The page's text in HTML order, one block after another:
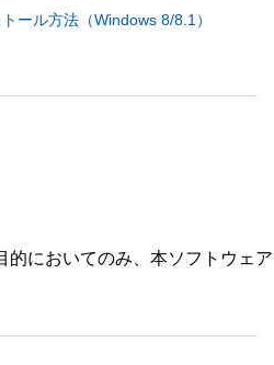
ール方法（Windows 8/8.1）
的においてのみ、本ソフトウェ